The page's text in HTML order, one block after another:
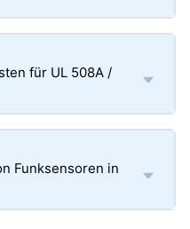
für UL 508A /
Funksensoren in